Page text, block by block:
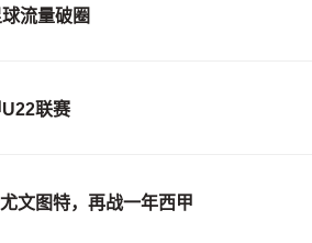
流量破圈
联赛
文图特，再战一年西甲